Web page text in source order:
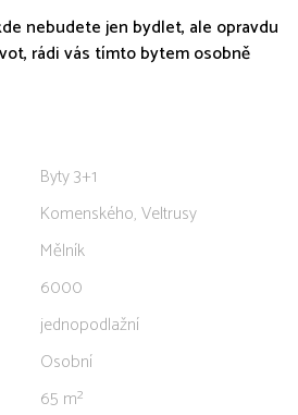
nebudete jen bydlet, ale opravdu
rádi vás tímto bytem osobně
Byty 3+1
Komenského, Veltrusy
Mělník
6000
jednopodlažní
Osobní
65 m²